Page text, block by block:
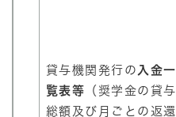
貸与機関発行の 入金一
覧表等 （奨学金の貸与
総額及び月ごとの返還